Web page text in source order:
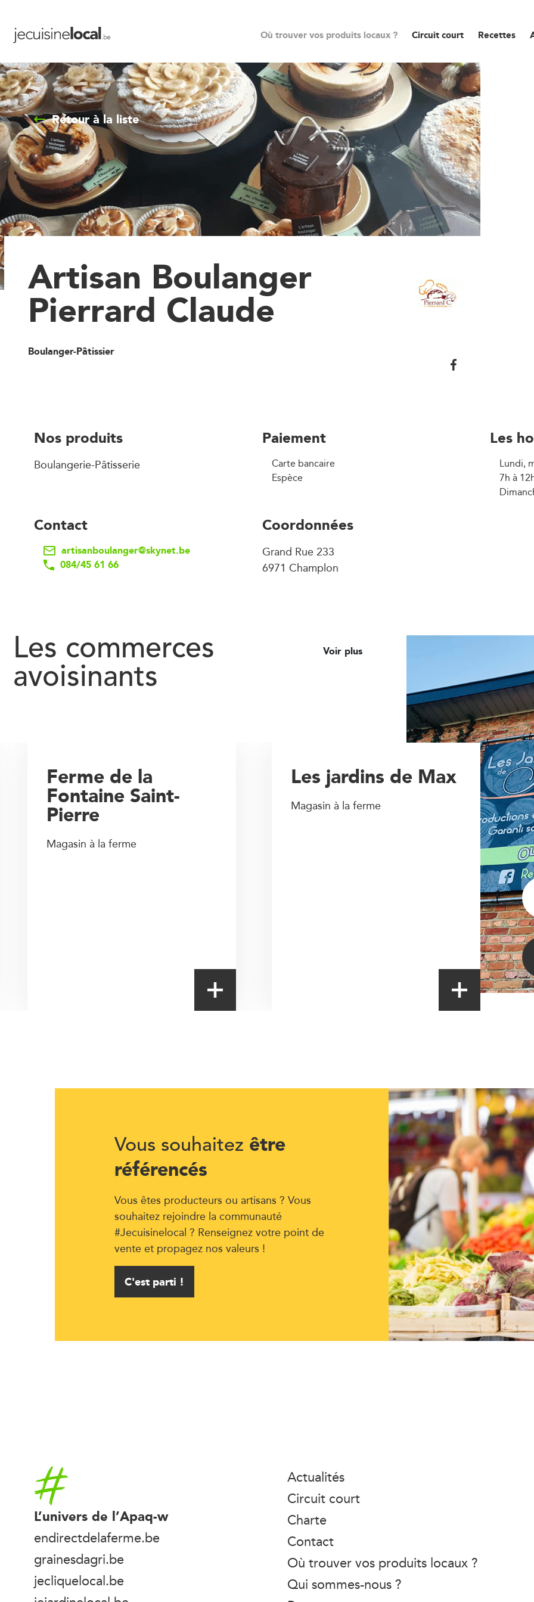
Où trouver vos produits locaux ? Circuit court Recettes
Retour à la liste
Artisan Boulanger
Pierrard Claude
Boulanger-Pâtissier
Nos produits
Boulangerie-Pâtisserie
Paiement
Carte bancaire
Espèce
Les
Lundi,
7h à
Contact
artisanboulanger@skynet.be
084/45 61 66
Coordonnées
Grand Rue 233
6971 Champlon
Les commerces
avoisinants
Voir plus
Les jardins de Max
Magasin à la ferme
Ferme de la
Fontaine Saint-
Pierre
Magasin à la ferme
Vous souhaitez être
référencés
Vous êtes producteurs ou artisans ? Vous
souhaitez rejoindre la communauté
#Jecuisinelocal ? Renseignez votre point de
vente et propagez nos valeurs !
C'est parti !
Accueil
L’univers de l’Apaq-w
endirectdelaferme.be
grainesdagri.be
jecliquelocal.be
Actualités
Circuit court
Charte
Contact
Où trouver vos produits locaux ?
Qui sommes-nous ?